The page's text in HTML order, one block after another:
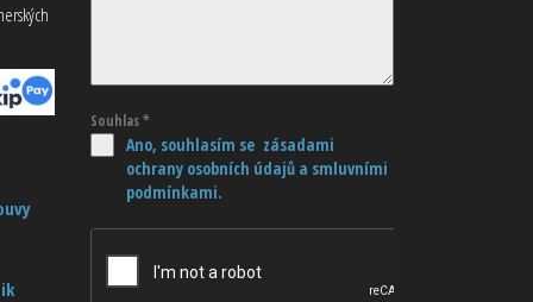
Souhlas*
Ano, souhlasím se zásadami
ochrany osobních údajů a smluvními
podmínkami.